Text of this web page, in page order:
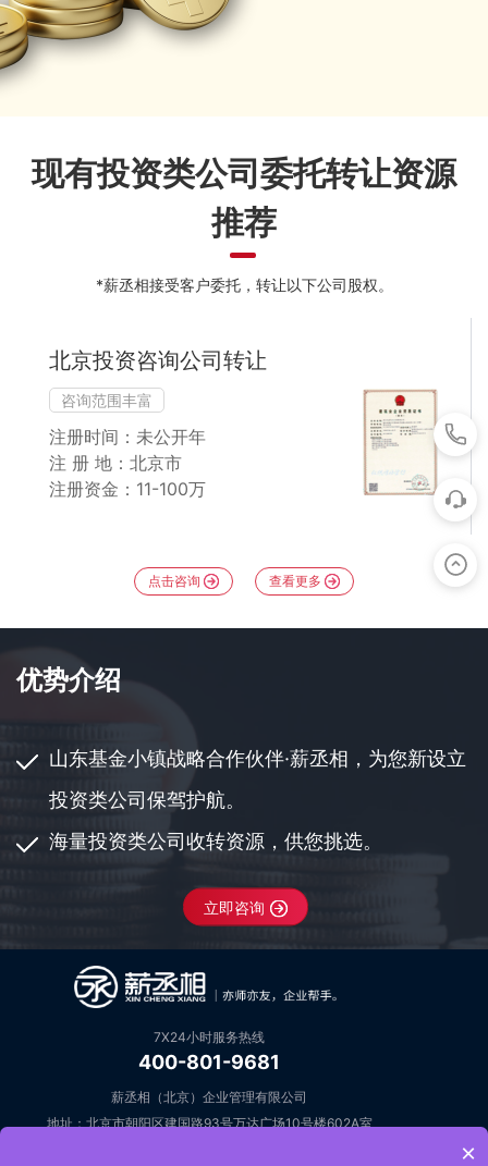
现有投资类公司委托转让资源
推荐
*薪丞相接受客户委托，转让以下公司股权。
北京投资咨询公司转让
咨询范围丰富
注册时间：未公开年
注 册 地：北京市
注册资金：11-100万
点击咨询 查看更多
优势介绍
山东基金小镇战略合作伙伴·薪丞相，为您新设立
投资类公司保驾护航。
海量投资类公司收转资源，供您挑选。
立即咨询
7X24小时服务热线
400-801-9681
薪丞相（北京）企业管理有限公司
地址：北京市朝阳区建国路93号万达广场10号楼602A室
×